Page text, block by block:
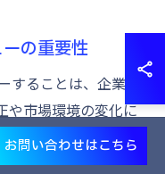
の重要性
ることは、企業に
や市場環境の変化に
を通じて常に最新の
期的なレビューを行
お問い合わせはこちら